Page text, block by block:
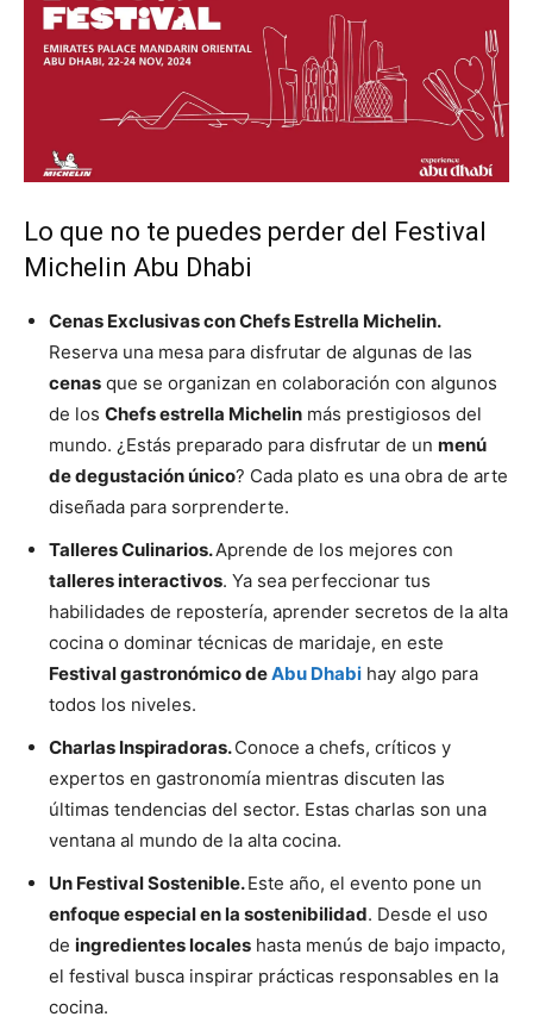
Lo que no te puedes perder del Festival
Michelin Abu Dhabi
Cenas Exclusivas con Chefs Estrella Michelin.
Reserva una mesa para disfrutar de algunas de las
cenas que se organizan en colaboración con algunos
de los Chefs estrella Michelin más prestigiosos del
mundo. ¿Estás preparado para disfrutar de un menú
de degustación único? Cada plato es una obra de arte
diseñada para sorprenderte.
Talleres Culinarios.Aprende de los mejores con
talleres interactivos. Ya sea perfeccionar tus
habilidades de repostería, aprender secretos de la alta
cocina o dominar técnicas de maridaje, en este
Festival gastronómico deAbu Dhabi hay algo para
todos los niveles.
Charlas Inspiradoras.Conoce a chefs, críticos y
expertos en gastronomía mientras discuten las
últimas tendencias del sector. Estas charlas son una
ventana al mundo de la alta cocina.
Un Festival Sostenible.Este año, el evento pone un
enfoque especial en la sostenibilidad. Desde el uso
de ingredientes locales hasta menús de bajo impacto,
el festival busca inspirar prácticas responsables en la
cocina.